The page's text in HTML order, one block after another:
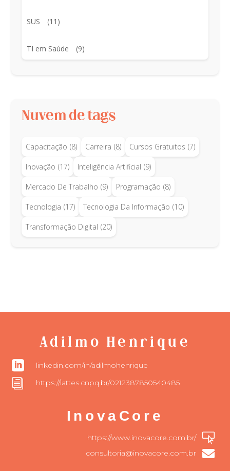
SUS (11)
TI em Saúde (9)
Nuvem de tags
Capacitação (8) Carreira (8) Cursos Gratuitos (7)
Inovação (17) Inteligência Artificial (9)
Mercado De Trabalho (9) Programação (8)
Tecnologia (17) Tecnologia Da Informação (10)
Transformação Digital (20)
Adilmo Henrique
 linkedin.com/in/adilmohenrique
i https://lattes.cnpq.br/0212387850540485
InovaCore

https://www.inovacore.com.br/

consultoria@inovacore.com.br